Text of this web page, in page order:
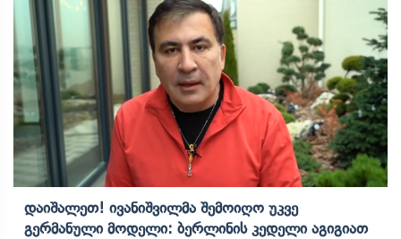
Დაიშალეთ! Ივანიშვილმა Შემოიღო Უკვე
Გერმანული Მოდელი: Ბერლინის Კედელი Აგიგიათ